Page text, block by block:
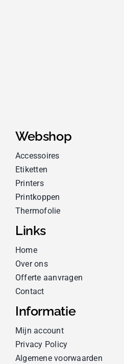
Webshop
Accessoires
Etiketten
Printers
Printkoppen
Thermofolie
Links
Home
Over ons
Offerte aanvragen
Contact
Informatie
Mijn account
Privacy Policy
Algemene voorwaarden